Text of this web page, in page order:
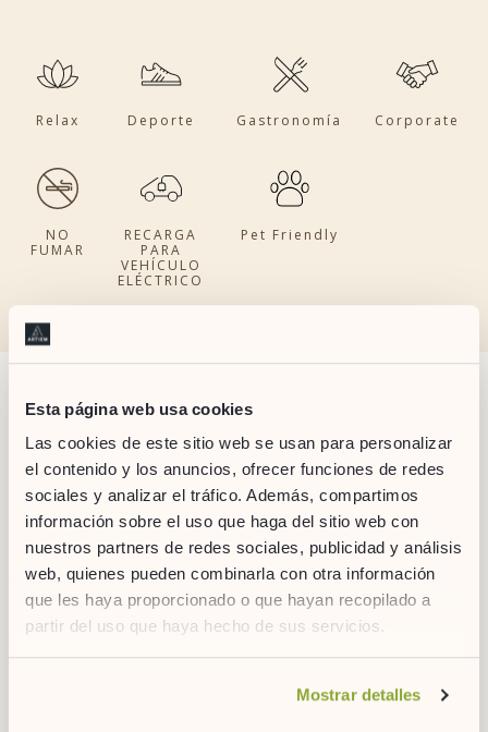
Esta página web usa cookies
Las cookies de este sitio web se usan para personalizar
el contenido y los anuncios, ofrecer funciones de redes
sociales y analizar el tráfico. Además, compartimos
información sobre el uso que haga del sitio web con
nuestros partners de redes sociales, publicidad y análisis
web, quienes pueden combinarla con otra información
que les haya proporcionado o que hayan recopilado a
partir del uso que haya hecho de sus servicios.
Mostrar detalles
Relax Deporte Gastronomía Corporate
NO
FUMAR
RECARGA
PARA
VEHÍCULO
ELÉCTRICO
Pet Friendly
OTRAS ACTIVIDADES